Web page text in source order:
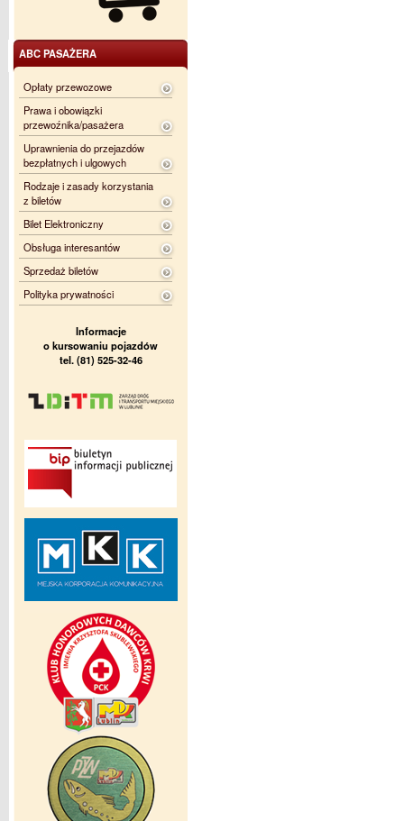
ABC PASAŻERA
Opłaty przewozowe
Prawa i obowiązki
przewoźnika/pasażera
Uprawnienia do przejazdów
bezpłatnych i ulgowych
Rodzaje i zasady korzystania
z biletów
Bilet Elektroniczny
Obsługa interesantów
Sprzedaż biletów
Polityka prywatności
Informacje
o kursowaniu pojazdów
tel. (81) 525-32-46